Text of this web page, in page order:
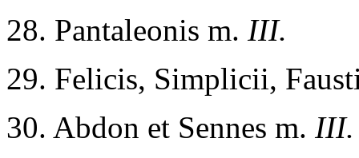
28. Pantaleonis m. III.
29. Felicis, Simplicii,
30. Abdon et Sennes m. III.